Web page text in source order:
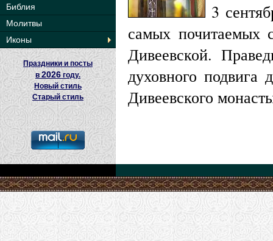
Библия
Молитвы
Иконы
Праздники и посты
в2026 году.
Новый стиль
Старый стиль
3
самых почитаемых
Дивеевской.
духовного
Дивеевского